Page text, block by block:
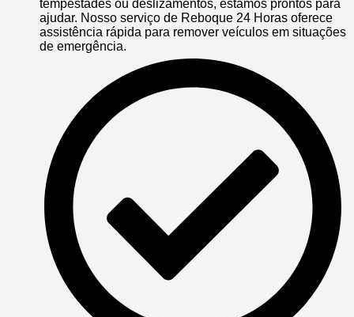
tempestades ou deslizamentos, estamos prontos para
ajudar. Nosso serviço de Reboque 24 Horas oferece
assistência rápida para remover veículos em situações
de emergência.